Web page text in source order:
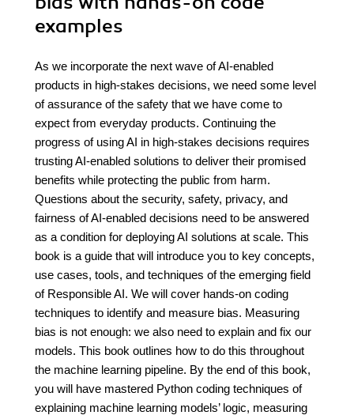
examples
As we incorporate the next wave of AI-enabled
products in high-stakes decisions, we need some level
of assurance of the safety that we have come to
expect from everyday products. Continuing the
progress of using AI in high-stakes decisions requires
trusting AI-enabled solutions to deliver their promised
benefits while protecting the public from harm.
Questions about the security, safety, privacy, and
fairness of AI-enabled decisions need to be answered
as a condition for deploying AI solutions at scale. This
book is a guide that will introduce you to key concepts,
use cases, tools, and techniques of the emerging field
of Responsible AI. We will cover hands-on coding
techniques to identify and measure bias. Measuring
bias is not enough: we also need to explain and fix our
models. This book outlines how to do this throughout
the machine learning pipeline. By the end of this book,
you will have mastered Python coding techniques of
explaining machine learning models’ logic, measuring